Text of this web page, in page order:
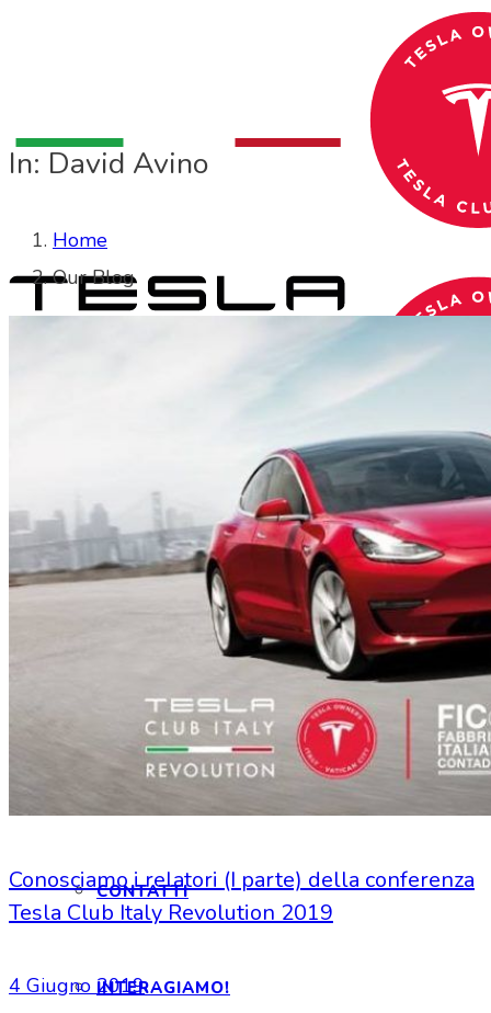
CHI SIAMO
CONTATTI
INTERAGIAMO!
In: David Avino
Home
Our Blog
Conosciamo i relatori (I parte) della conferenza
Tesla Club Italy Revolution 2019
4 Giugno 2019